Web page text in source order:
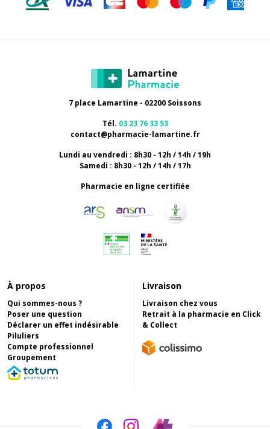
7 place Lamartine - 02200 Soissons
Tél. 03 23 76 33 53
contact@pharmacie-lamartine.fr
Lundi au vendredi : 8h30 - 12h / 14h / 19h
Samedi : 8h30 - 12h / 14h / 17h
Pharmacie en ligne certifiée
À propos
Qui sommes-nous ?
Poser une question
Déclarer un effet indésirable
Piluliers
Compte professionnel
Groupement
Livraison
Livraison chez vous
Retrait à la pharmacie en Click
& Collect